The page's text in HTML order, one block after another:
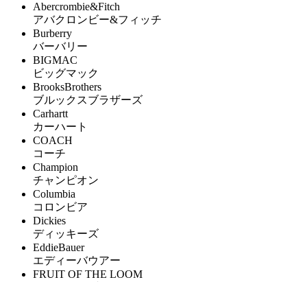
Abercrombie&Fitch
アバクロンビー&フィッチ
Burberry
バーバリー
BIGMAC
ビッグマック
BrooksBrothers
ブルックスブラザーズ
Carhartt
カーハート
COACH
コーチ
Champion
チャンピオン
Columbia
コロンビア
Dickies
ディッキーズ
EddieBauer
エディーバウアー
FRUIT OF THE LOOM